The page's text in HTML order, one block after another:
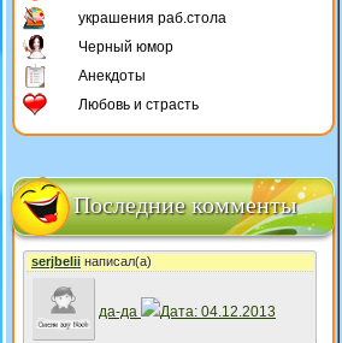
украшения раб.стола
Черный юмор
Анекдоты
Любовь и страсть
Последние комменты
serjbeliiнаписал(а)
да-да Дата: 04.12.2013